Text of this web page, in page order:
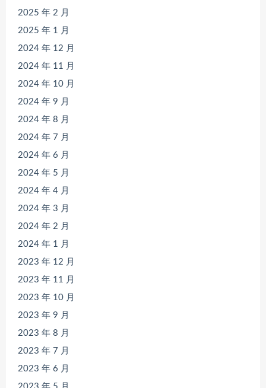
2025 年 2 月
2025 年 1 月
2024 年 12 月
2024 年 11 月
2024 年 10 月
2024 年 9 月
2024 年 8 月
2024 年 7 月
2024 年 6 月
2024 年 5 月
2024 年 4 月
2024 年 3 月
2024 年 2 月
2024 年 1 月
2023 年 12 月
2023 年 11 月
2023 年 10 月
2023 年 9 月
2023 年 8 月
2023 年 7 月
2023 年 6 月